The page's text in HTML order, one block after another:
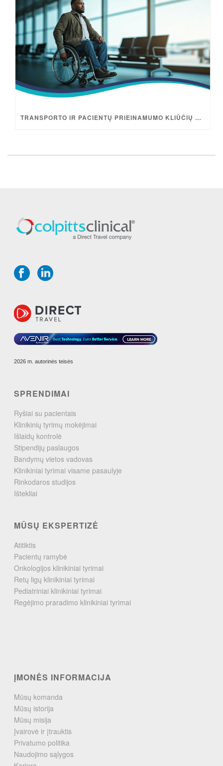
TRANSPORTO IR PACIENTŲ PRIEINAMUMO KLIŪČIŲ ŠALINIMAS
2026 m. autorinės teisės
SPRENDIMAI
Ryšiai su pacientais
Klinikinių tyrimų mokėjimai
Išlaidų kontrolė
Stipendijų paslaugos
Bandymų vietos vadovas
Klinikiniai tyrimai visame pasaulyje
Rinkodaros studijos
Ištekliai
MŪSŲ EKSPERTIZĖ
Atitiktis
Pacientų ramybė
Onkologijos klinikiniai tyrimai
Retų ligų klinikiniai tyrimai
Pediatriniai klinikiniai tyrimai
Regėjimo praradimo klinikiniai tyrimai
ĮMONĖS INFORMACIJA
Mūsų komanda
Mūsų istorija
Mūsų misija
Įvairovė ir įtrauktis
Privatumo politika
Naudojimo sąlygos